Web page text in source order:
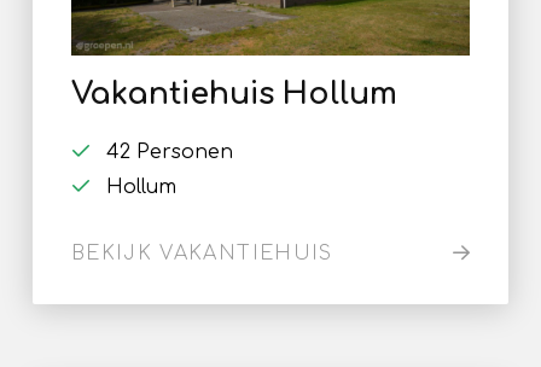
Vakantiehuis Hollum
42 Personen
Hollum
BEKIJK VAKANTIEHUIS